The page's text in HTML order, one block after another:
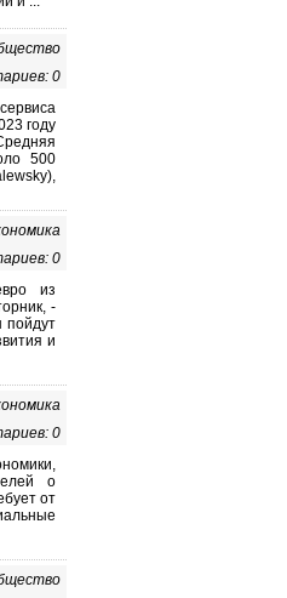
0
году
500
0
из
-
пойдут
и
0
о
от